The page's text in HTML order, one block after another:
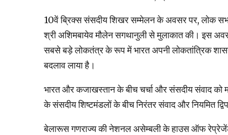
10वें ब्रिक्स संसदीय शिखर सम्मेलन के अवसर पर, लोक
श्री अशिमबायेव मौलेन सगथानुली से मुलाकात की। इस
सबसे बड़े लोकतंत्र के रूप में भारत अपनी लोकतांत्रिक
बदलाव लाया है।
भारत और कजाखस्तान के बीच चर्चा और संसदीय संवाद को
के संसदीय शिष्टमंडलों के बीच निरंतर संवाद और नियमित
बेलारूस गणराज्य की नेशनल असेम्बली के हाउस ऑफ